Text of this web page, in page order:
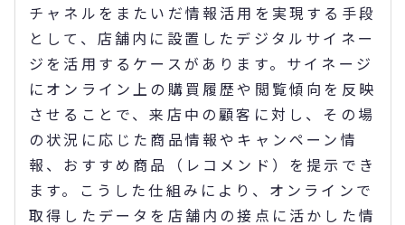
チャネルをまたいだ情報活用を実現する手段
として、店舗内に設置したデジタルサイネー
ジを活用するケースがあります。サイネージ
にオンライン上の購買履歴や閲覧傾向を反映
させることで、来店中の顧客に対し、その場
の状況に応じた商品情報やキャンペーン情
報、おすすめ商品（レコメンド）を提示でき
ます。こうした仕組みにより、オンラインで
取得したデータを店舗内の接点に活かした情